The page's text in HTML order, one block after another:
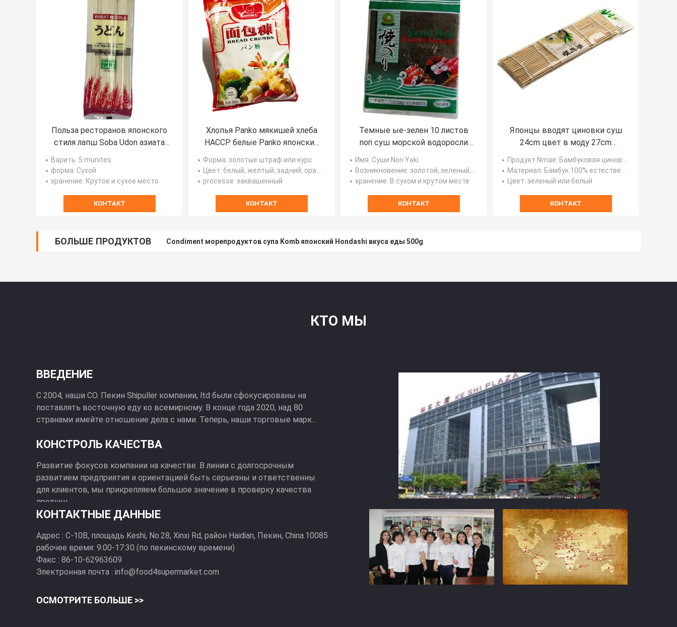
Польза ресторанов японского
стиля лапш Soba Udon азиата
600g сухая
Варить: 5 munites
форма: Сухой
хранение: Крутое и сухое место
КОНТАКТ
Хлопья Panko мякишей хлеба
HACCP белые Panko японские
для супермаркетов
Форма: золотые штраф или курс
Цвет: белый, желтый, задний, оранжевый
processe: заквашенный
КОНТАКТ
Темные ые-зелен 10 листов
nori суш морской водоросли
Yaki Nori листов 19*21CM
Имя: Суши Nori Yaki
Возникновение: золотой, зеленый, серебряный
хранение: В сухом и крутом месте
КОНТАКТ
Японцы вводят циновки суш
24cm цвет в моду 27cm
бамбуковой белый
естественный
Продукт Nmae: Бамбуковая циновка суш
Материал: Бамбук 100% естественный
Цвет: зеленый или белый
КОНТАКТ
БОЛЬШЕ ПРОДУКТОВ Condiment морепродуктов супа Komb японский Hondashi вкуса еды 500g
КТО МЫ
ВВЕДЕНИЕ
С 2004, наши CO. Пекин Shipuller компании, ltd были сфокусированы на
поставлять восточную еду ко всемирному. В конце года 2020, над 80
странами имейте отношение дела с нами. Теперь, наши торговые марк...
КОНСТРОЛЬ КАЧЕСТВА
Развитие фокусов компании на качестве. В линии с долгосрочным
развитием предприятия и ориентацией быть серьезны и ответственны
для клиентов, мы прикрепляем большое значение в проверку качества
продукц...
КОНТАКТНЫЕ ДАННЫЕ
Адрес : C-10B, площадь Keshi, No.28, Xinxi Rd, район Haidian, Пекин, China.10085
рабочее время: 9:00-17:30 (по пекинскому времени)
Факс : 86-10-62963609
Электронная почта : info@food4supermarket.com
ОСМОТРИТЕ БОЛЬШЕ >>